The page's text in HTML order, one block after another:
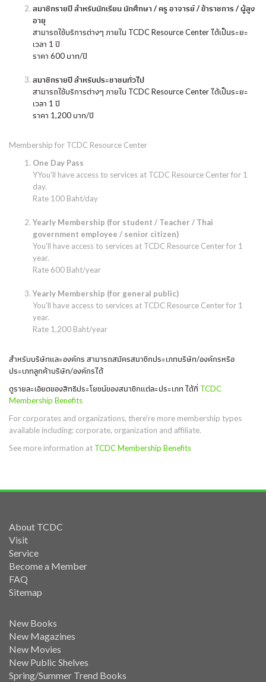
สมาชิกรายปี สำหรับนักเรียน นักศึกษา / ครู อาจารย์ / ข้าราชการ / ผู้สูง
อายุ
สามารถใช้บริการต่างๆ ภายใน TCDC Resource Center ได้เป็นระยะ
เวลา 1 ปี
ราคา 600 บาท/ปี
สมาชิกรายปี สำหรับประชาชนทั่วไป
สามารถใช้บริการต่างๆ ภายใน TCDC Resource Center ได้เป็นระยะ
เวลา 1 ปี
ราคา 1,200 บาท/ปี
Membership for TCDC Resource Center
One Day Pass
YYou'll have access to services at TCDC Resource Center for 1
day.
Rate 100 Baht/day
Yearly Membership (for student / Teacher / Thai
government employee / senior citizen)
You'll have access to services at TCDC Resource Center for 1
year.
Rate 600 Baht/year
Yearly Membership (for general public)
You'll have access to services at TCDC Resource Center for 1
year.
Rate 1,200 Baht/year
สำหรับบริษัทและองค์กร สามารถสมัครสมาชิกประเภทบริษัท/องค์กรหรือ
ประเภทลูกค้าบริษัท/องค์กรได้
ดูรายละเอียดของสิทธิประโยชน์ของสมาชิกแต่ละประเภท ได้ที่ TCDC
Membership Benefits
For corporates and organizations, there're more membership types
available including: corporate, organization and affiliate.
See more information at TCDC Membership Benefits
About TCDC
Visit
Service
Become a Member
FAQ
Sitemap
New Books
New Magazines
New Movies
New Public Shelves
Spring/Summer Trend Books